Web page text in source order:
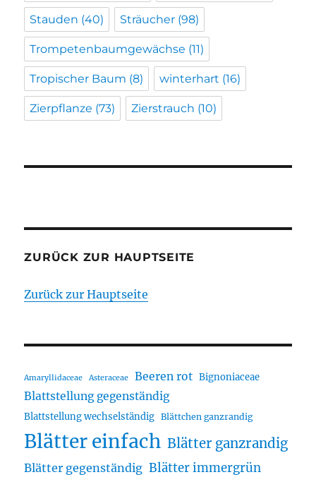
Stauden (40) Sträucher (98)
Trompetenbaumgewächse (11)
Tropischer Baum (8) winterhart (16)
Zierpflanze (73) Zierstrauch (10)
ZURÜCK ZUR HAUPTSEITE
Zurück zur Hauptseite
Amaryllidaceae Asteraceae Beeren rot Bignoniaceae
Blattstellung gegenständig
Blattstellung wechselständig Blättchen ganzrandig
Blätter einfach Blätter ganzrandig
Blätter gegenständig Blätter immergrün